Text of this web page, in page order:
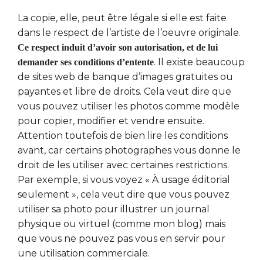
La copie, elle, peut être légale si elle est faite
dans le respect de l’artiste de l’oeuvre originale.
Ce respect induit d’avoir son autorisation, et de lui
demander ses conditions d’entente. Il existe beaucoup
de sites web de banque d’images gratuites ou
payantes et libre de droits. Cela veut dire que
vous pouvez utiliser les photos comme modèle
pour copier, modifier et vendre ensuite.
Attention toutefois de bien lire les conditions
avant, car certains photographes vous donne le
droit de les utiliser avec certaines restrictions.
Par exemple, si vous voyez « À usage éditorial
seulement », cela veut dire que vous pouvez
utiliser sa photo pour illustrer un journal
physique ou virtuel (comme mon blog) mais
que vous ne pouvez pas vous en servir pour
une utilisation commerciale.